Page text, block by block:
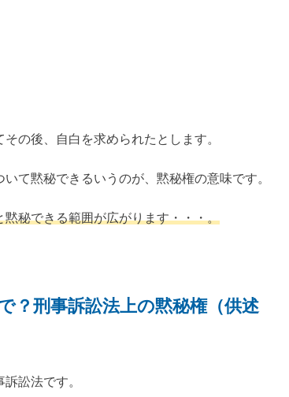
の後、自白を求められたとします。
て黙秘できるいうのが、黙秘権の意味です。
秘できる範囲が広がります・・・。
？刑事訴訟法上の黙秘権（供述
訟法です。